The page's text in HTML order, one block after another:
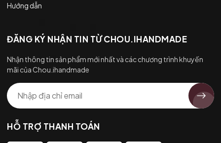
Hướng dẫn
ĐĂNG KÝ NHẬN TIN TỪ CHOU.IHANDMADE
Nhận thông tin sản phẩm mới nhất và các chương trình khuyến
mãi của Chou.ihandmade
HỖ TRỢ THANH TOÁN